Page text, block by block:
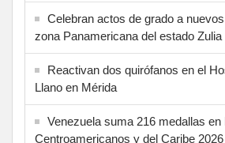
Celebran actos de grado a
zona Panamericana del estado Zulia
Reactivan dos quirófanos en el
Llano en Mérida
Venezuela suma 216 medallas en
Centroamericanos y del Caribe 2026